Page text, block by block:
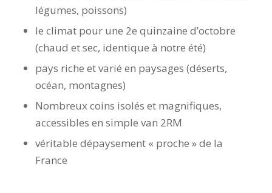
légumes, poissons)
le climat pour une 2e quinzaine d’octobre
(chaud et sec, identique à notre été)
pays riche et varié en paysages (déserts,
océan, montagnes)
Nombreux coins isolés et magnifiques,
accessibles en simple van 2RM
véritable dépaysement « proche » de la
France